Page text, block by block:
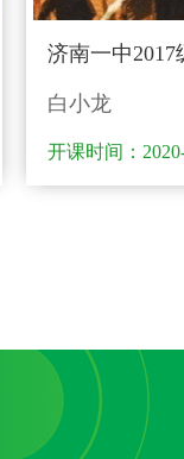
济南一中2017
白小龙
开课时间：